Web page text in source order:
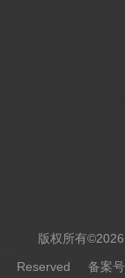
版权所有
Reserved备案